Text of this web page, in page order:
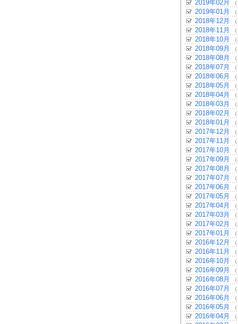
2019年02月
2019年01月
2018年12月
2018年11月
2018年10月
2018年09月
2018年08月
2018年07月
2018年06月
2018年05月
2018年04月
2018年03月
2018年02月
2018年01月
2017年12月
2017年11月
2017年10月
2017年09月
2017年08月
2017年07月
2017年06月
2017年05月
2017年04月
2017年03月
2017年02月
2017年01月
2016年12月
2016年11月
2016年10月
2016年09月
2016年08月
2016年07月
2016年06月
2016年05月
2016年04月